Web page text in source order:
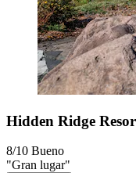
Hidden Ridge
8/10 Bueno
"Gran lugar"